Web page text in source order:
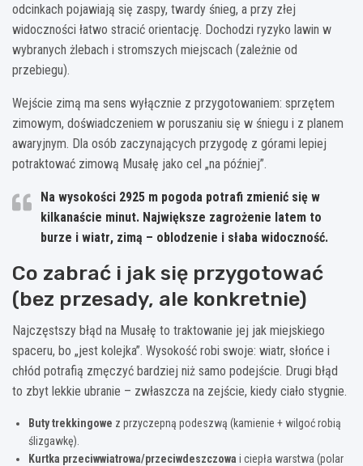
odcinkach pojawiają się zaspy, twardy śnieg, a przy złej
widoczności łatwo stracić orientację. Dochodzi ryzyko lawin w
wybranych żlebach i stromszych miejscach (zależnie od
przebiegu).
Wejście zimą ma sens wyłącznie z przygotowaniem: sprzętem
zimowym, doświadczeniem w poruszaniu się w śniegu i z planem
awaryjnym. Dla osób zaczynających przygodę z górami lepiej
potraktować zimową Musałę jako cel „na później”.
Na wysokości 2925 m pogoda potrafi zmienić się w
kilkanaście minut. Największe zagrożenie latem to
burze i wiatr, zimą – oblodzenie i słaba widoczność.
Co zabrać i jak się przygotować
(bez przesady, ale konkretnie)
Najczęstszy błąd na Musałę to traktowanie jej jak miejskiego
spaceru, bo „jest kolejka”. Wysokość robi swoje: wiatr, słońce i
chłód potrafią zmęczyć bardziej niż samo podejście. Drugi błąd
to zbyt lekkie ubranie – zwłaszcza na zejście, kiedy ciało stygnie.
Buty trekkingowe z przyczepną podeszwą (kamienie + wilgoć robią
ślizgawkę).
Kurtka przeciwwiatrowa/przeciwdeszczowa i ciepła warstwa (polar